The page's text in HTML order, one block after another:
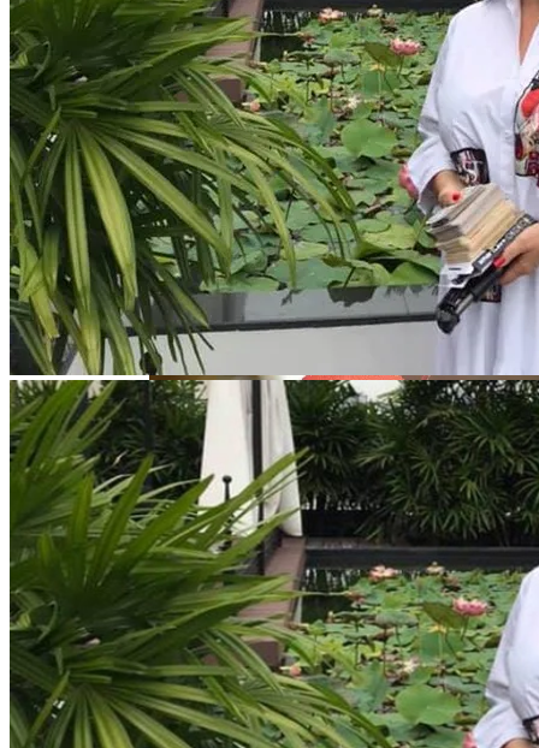
Обновление Для Range Rover Velar:
«умные» Фары, Новый Салон,
Улучшение PHEV-Версии
Электромобиль Xiaomi: Внешность Уже
Известна, Имя – Еще Нет
Гороскоп На Неделю С 11 По 17 Сентября
2023 Года